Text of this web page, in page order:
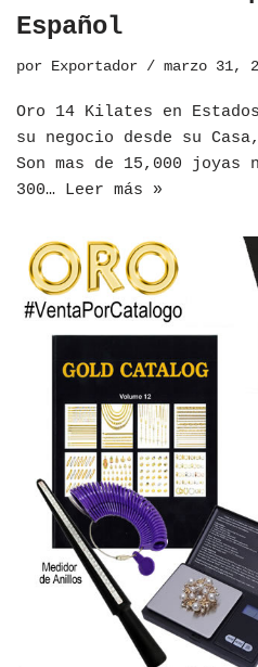
Español
por Exportador marzo 31,
Oro 14 Kilates en
su negocio desde su
Son mas de 15,000
300… Leer más »